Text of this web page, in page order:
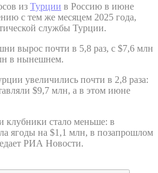
из Турции в Россию в июне
с тем же месяцем 2025 года,
службы Турции.
вырос почти в 5,8 раз, с $7,6 млн
в нынешнем.
увеличились почти в 2,8 раза:
$9,7 млн, а в этом июне
клубники стало меньше: в
ягоды на $1,1 млн, в позапрошлом
РИА Новости.